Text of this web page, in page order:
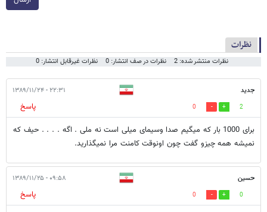
نظرات
نظرات منتشر شده: 2 نظرات در صف انتشار: 0 نظرات غیرقابل انتشار: 0
جدید ۲۲:۳۱ - ۱۳۸۹/۱۱/۲۴
2
0
پاسخ
برای 1000 بار که میگیم صدا وسیمای میلی است نه ملی . اگه . . . . حیف که
نمیشه همه چیزو گفت چون اونوقت کامنت مرا نمیگذارید.
حسين ۰۹:۵۸ - ۱۳۸۹/۱۱/۲۵
0
0
پاسخ